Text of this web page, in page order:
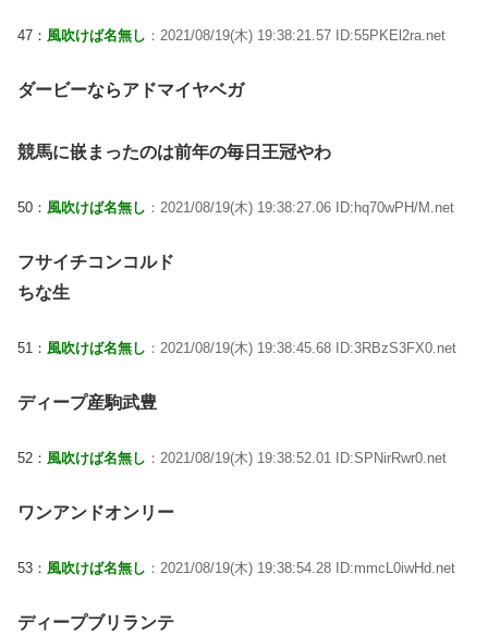
47： 風吹けば名無し ：2021/08/19(木) 19:38:21.57 ID:55PKEl2ra.net
ダービーならアドマイヤベガ
競馬に嵌まったのは前年の毎日王冠やわ
50： 風吹けば名無し ：2021/08/19(木) 19:38:27.06 ID:hq70wPH/M.net
フサイチコンコルド
ちな生
51： 風吹けば名無し ：2021/08/19(木) 19:38:45.68 ID:3RBzS3FX0.net
ディープ産駒武豊
52： 風吹けば名無し ：2021/08/19(木) 19:38:52.01 ID:SPNirRwr0.net
ワンアンドオンリー
53： 風吹けば名無し ：2021/08/19(木) 19:38:54.28 ID:mmcL0iwHd.net
ディープブリランテ